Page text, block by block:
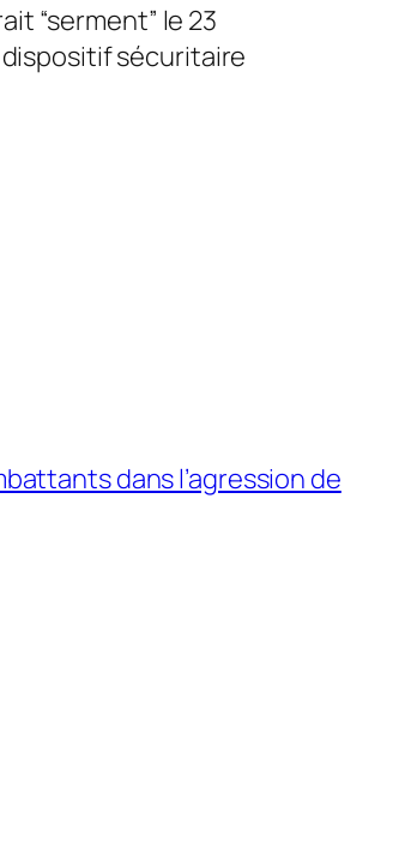
“serment” le 23
dispositif sécuritaire
dans l’agression de